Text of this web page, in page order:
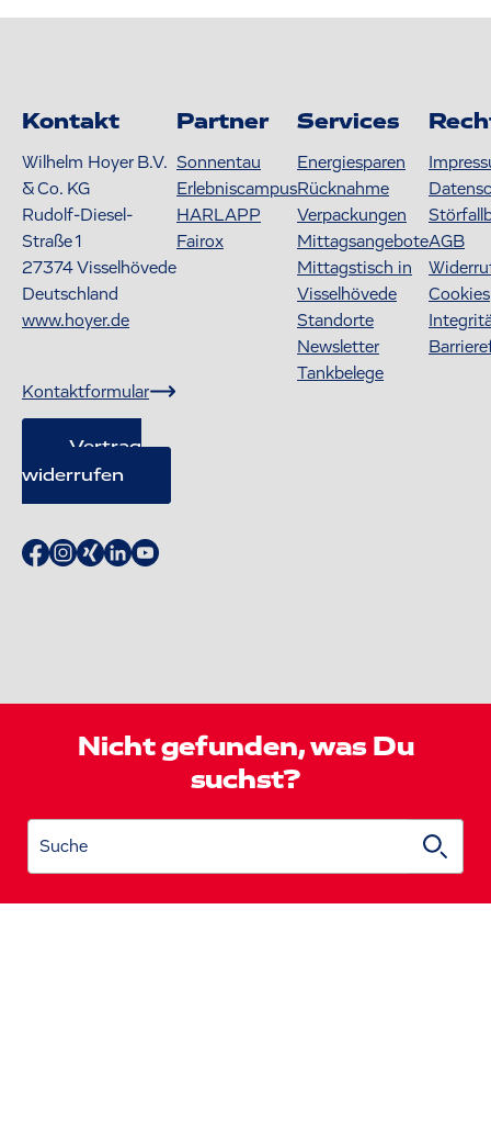
Kontakt
Wilhelm Hoyer B.V.
& Co. KG
Rudolf-Diesel-
Straße 1
27374Visselhövede
Deutschland
www.hoyer.de
Kontaktformular
Vertrag
widerrufen
Partner
Sonnentau
Erlebniscampus
HARLAPP
Fairox
Services
Energiesparen
Rücknahme
Verpackungen
Mittagsangebote
Mittagstisch in
Visselhövede
Standorte
Newsletter
Tankbelege
AGB
Cookies
Nicht gefunden, was Du
suchst?
Suche